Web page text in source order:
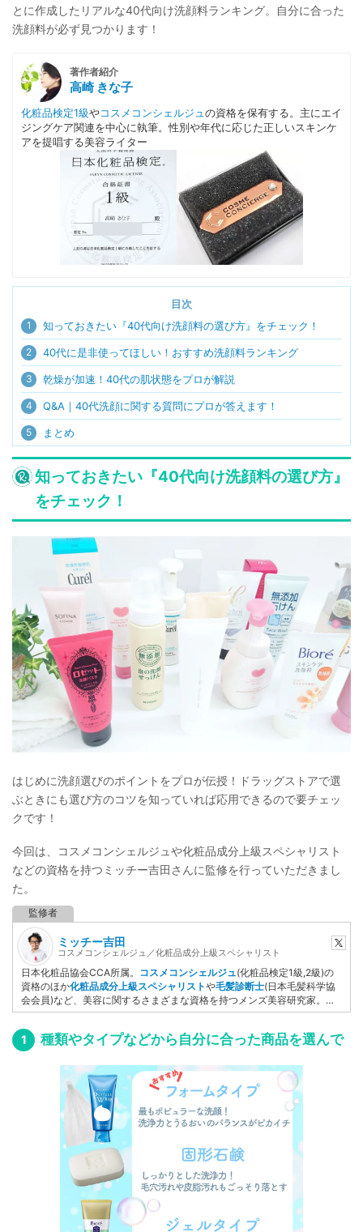
とに作成したリアルな40代向け洗顔料ランキング。自分に合った
洗顔料が必ず見つかります！
著作者紹介
高崎 きな子
化粧品検定1級やコスメコンシェルジュの資格を保有する。主にエイ
ジングケア関連を中心に執筆。性別や年代に応じた正しいスキンケ
アを提唱する美容ライター
目次
1 知っておきたい『40代向け洗顔料の選び方』をチェック！
2 40代に是非使ってほしい！おすすめ洗顔料ランキング
3 乾燥が加速！40代の肌状態をプロが解説
4 Q&A｜40代洗顔に関する質問にプロが答えます！
5 まとめ
知っておきたい『40代向け洗顔料の選び方』
をチェック！
はじめに洗顔選びのポイントをプロが伝授！ドラッグストアで選
ぶときにも選び方のコツを知っていれば応用できるので要チェッ
クです！
今回は、コスメコンシェルジュや化粧品成分上級スペシャリスト
などの資格を持つミッチー吉田さんに監修を行っていただきまし
た。
ミッチー吉田
コスメコンシェルジュ／化粧品成分上級スペシャリスト
日本化粧品協会CCA所属。 コスメコンシェルジュ (化粧品検定1級,2級)の
資格のほか化粧品成分上級スペシャリストや毛髪診断士(日本毛髪科学協
会会員)など、美容に関するさまざまな資格を持つメンズ美容研究家。妻
の肌トラブルをケアするために化粧品検定を取得後、美容ライターとして
自ら執筆するだけでなく記事監修など美容ジャンルを中心に活動してい
る。 YMAA（薬機法医療法認証）取得者。
種類やタイプなどから自分に合った商品を選んで